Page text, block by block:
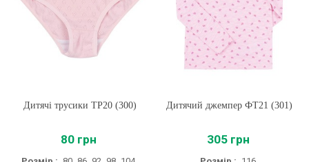
Дитячі трусики ТР20 (300)
80 грн
Дитячий джемпер ФТ21 (301)
305 грн